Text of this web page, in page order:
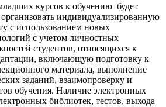
курсов к обучению будет
индивидуализированную
с использованием новых
с учетом личностных
студентов, относящихся к
включающую подготовку к
материала, выполнение
заданий, взаимопроверку и
обучения. Наличие электронных
библиотек, тестов, выхода